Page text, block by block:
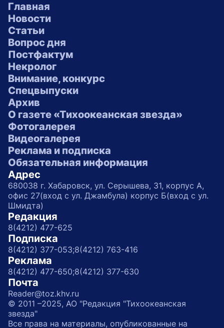
Главная
Новости
Статьи
Вопрос дня
Постфактум
Некролог
Внимание, конкурс
Спецвыпуски
Архив
О газете «Тихоокеанская звезда»
Фотогалерея
Видеогалерея
Реклама и подписка
Обязательная информация
Адрес
680038 г. Хабаровск, ул. Серышева, 31, корпус А,
офис 27(вход с ул. Джамбула) корпус Б(вход с ул.
Шмидта)
Редакция
8(4212) 477-625
Подписка
8(4212) 377-053;8(4212) 763-416
Реклама
8(4212) 477-650;8(4212) 377-630
Почта
Reader@toz.khv.ru
© 2011 –2025, АО "Редакция "Тихоокеанская
звезда"
Все права на материалы, опубликованные на